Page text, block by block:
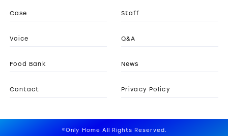
Case Staff
Voice Q&A
Food Bank News
Contact Privacy Policy
©Only Home All Rights Reserved.